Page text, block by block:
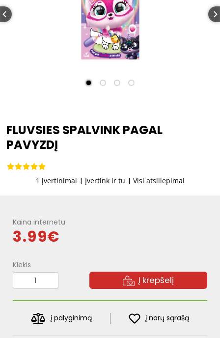
FLUVSIES SPALVINK PAGAL
PAVYZDĮ
1 įvertinimai | Įvertink ir tu | Visi atsiliepimai
Kaina internetu:
3.99€
Kiekis
Į krepšelį
į palyginimą į norų sąrašą